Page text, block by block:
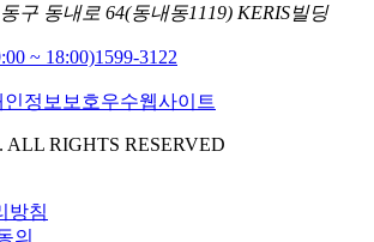
구 동내로 64(동내동1119) KERIS빌딩
~ 18:00)1599-3122
ALL RIGHTS RESERVED
방침
의